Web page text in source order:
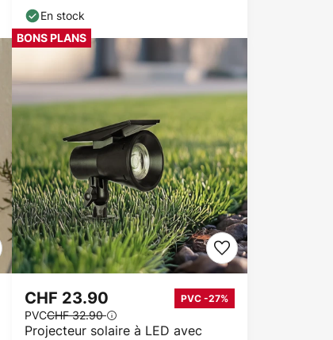
En stock
BONS PLANS
Projecteur solaire à LED avec
CHF 23.90 PVC -27%
PVCCHF 32.90